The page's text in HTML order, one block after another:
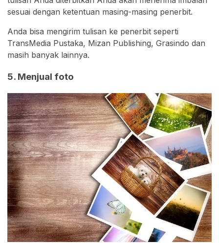
sesuai dengan ketentuan masing-masing penerbit.
Anda bisa mengirim tulisan ke penerbit seperti
TransMedia Pustaka, Mizan Publishing, Grasindo dan
masih banyak lainnya.
5. Menjual foto